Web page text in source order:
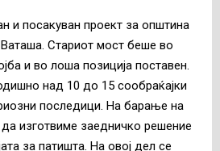
и посакуван проект за општина
Стариот мост беше во
и во лоша позиција поставен.
над 10 до 15 сообраќајки
последици. На барање на
изготвиме заедничко решение
за патишта. На овој дел се